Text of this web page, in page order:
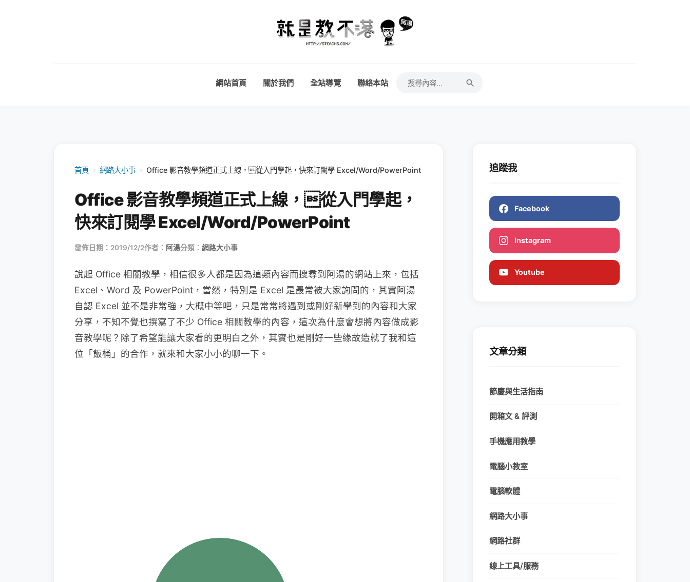
網站首頁 關於我們 全站導覽 聯絡本站
首頁 › 網路大小事 › Office 影音教學頻道正式上線，從入門學起，快來訂閱學 Excel/Word/PowerPoint
Office 影音教學頻道正式上線，從入門學起，
快來訂閱學 Excel/Word/PowerPoint
發佈日期：2019/12/2作者： 阿湯分類： 網路大小事
說起 Office 相關教學，相信很多人都是因為這類內容而搜尋到阿湯的網站上來，包括
Excel、Word 及 PowerPoint，當然，特別是 Excel 是最常被大家詢問的，其實阿湯
自認 Excel 並不是非常強，大概中等吧，只是常常將遇到或剛好新學到的內容和大家
分享，不知不覺也撰寫了不少 Office 相關教學的內容，這次為什麼會想將內容做成影
音教學呢？除了希望能讓大家看的更明白之外，其實也是剛好一些緣故造就了我和這
位「飯桶」的合作，就來和大家小小的聊一下。
追蹤我
Facebook
Instagram
Youtube
文章分類
節慶與生活指南
開箱文 & 評測
手機應用教學
電腦小教室
電腦軟體
網路大小事
網路社群
線上工具/服務